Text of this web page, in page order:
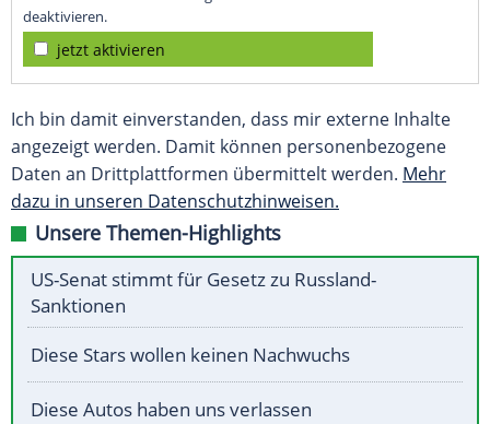
deaktivieren.
jetzt aktivieren
Ich bin damit einverstanden, dass mir externe Inhalte
angezeigt werden. Damit können personenbezogene
Daten an Drittplattformen übermittelt werden. Mehr
dazu in unseren Datenschutzhinweisen.
Unsere Themen-Highlights
US-Senat stimmt für Gesetz zu Russland-
Sanktionen
Diese Stars wollen keinen Nachwuchs
Diese Autos haben uns verlassen